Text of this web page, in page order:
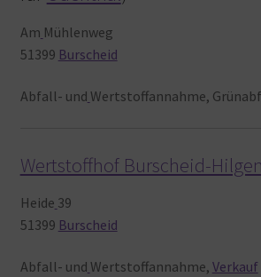
Am Mühlenweg
51399 Burscheid
Abfall- und Wertstoffannahme,
Wertstoffhof Burscheid-Hilgen
Heide 39
51399 Burscheid
Abfall- und Wertstoffannahme, Verkauf